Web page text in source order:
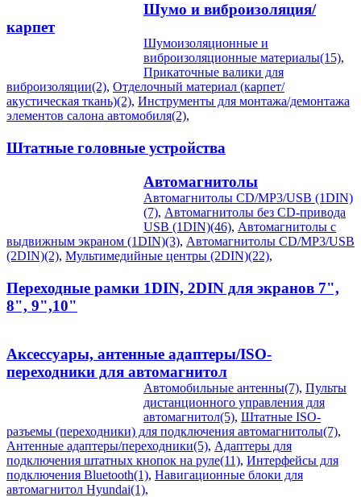
Шумо и виброизоляция/
карпет
Шумоизоляционные и
виброизоляционные материалы(15),
Прикаточные валики для
виброизоляции(2), Отделочный материал (карпет/
акустическая ткань)(2), Инструменты для монтажа/демонтажа
элементов салона автомобиля(2),
Штатные головные устройства
Автомагнитолы
Автомагнитолы CD/MP3/USB (1DIN)
(7), Автомагнитолы без CD-привода
USB (1DIN)(46), Автомагнитолы с
выдвижным экраном (1DIN)(3), Автомагнитолы CD/MP3/USB
(2DIN)(2), Мультимедийные центры (2DIN)(22),
Переходные рамки 1DIN, 2DIN для экранов 7",
8", 9",10"
Аксессуары, антенные адаптеры/ISO-
переходники для автомагнитол
Автомобильные антенны(7), Пульты
дистанционного управления для
автомагнитол(5), Штатные ISO-
разъемы (переходники) для подключения автомагнитолы(7),
Антенные адаптеры/переходники(5), Адаптеры для
подключения штатных кнопок на руле(11), Интерфейсы для
подключения Bluetooth(1), Навигационные блоки для
автомагнитол Hyundai(1),